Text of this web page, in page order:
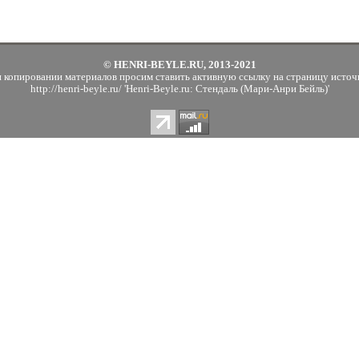
© HENRI-BEYLE.RU, 2013-2021
материалов просим ставить активную ссылку на страницу
http://henri-beyle.ru/ 'Henri-Beyle.ru: Стендаль (Мари-Анри Бейль)'